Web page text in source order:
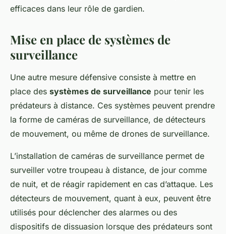
efficaces dans leur rôle de gardien.
Mise en place de systèmes de
surveillance
Une autre mesure défensive consiste à mettre en
place des systèmes de surveillance pour tenir les
prédateurs à distance. Ces systèmes peuvent prendre
la forme de caméras de surveillance, de détecteurs
de mouvement, ou même de drones de surveillance.
L’installation de caméras de surveillance permet de
surveiller votre troupeau à distance, de jour comme
de nuit, et de réagir rapidement en cas d’attaque. Les
détecteurs de mouvement, quant à eux, peuvent être
utilisés pour déclencher des alarmes ou des
dispositifs de dissuasion lorsque des prédateurs sont